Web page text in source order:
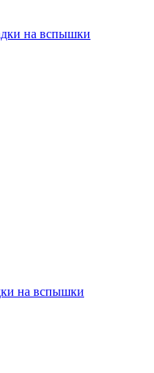
на вспышки
на вспышки